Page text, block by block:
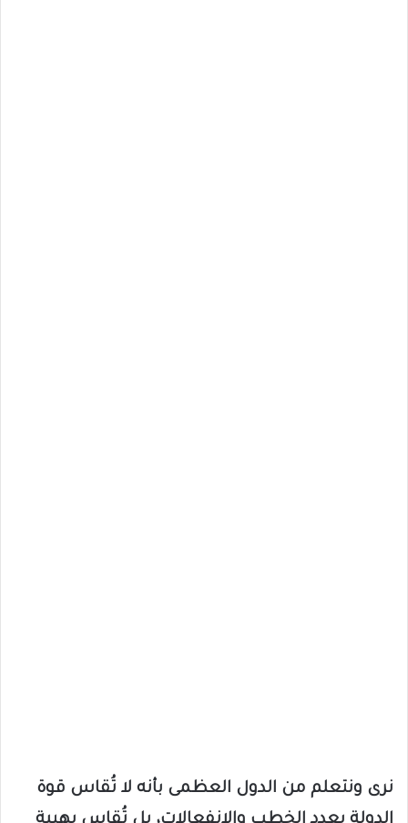
نرى ونتعلم من الدول العظمى بأنه لا تُقاس قوة